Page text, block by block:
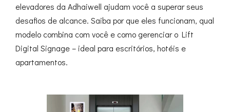
elevadores da Adhaiwell ajudam você a superar seus
desafios de alcance. Saiba por que eles funcionam, qual
modelo combina com você e como gerenciar o Lift
Digital Signage – ideal para escritórios, hotéis e
apartamentos.